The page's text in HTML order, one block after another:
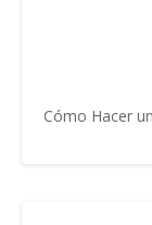
Cómo Hacer